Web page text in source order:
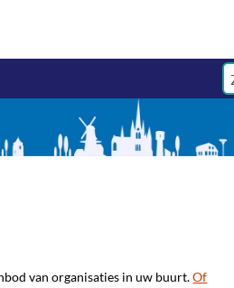
van organisaties in uw buurt.Of